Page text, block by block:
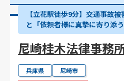
【立花駅徒歩9分】交通事故被
と「依頼者様に真摯に寄り添
尼崎桂木法律事務
兵庫県 尼崎市